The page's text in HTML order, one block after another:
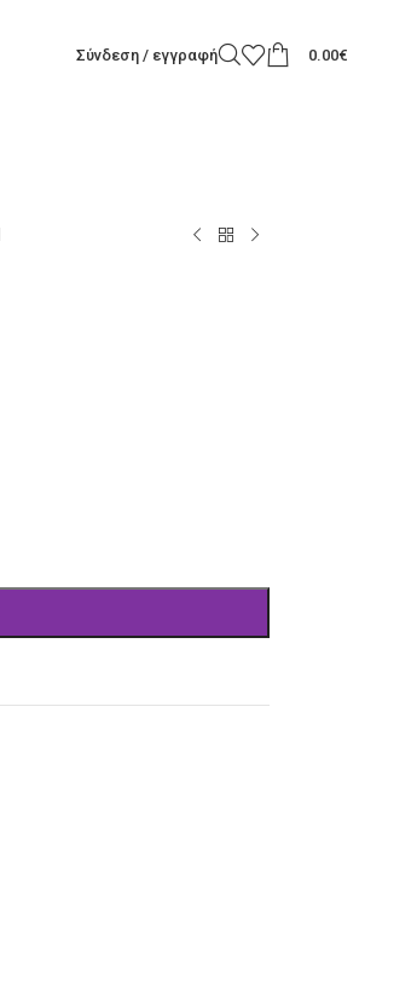
Σύνδεση / εγγραφή 0.00€